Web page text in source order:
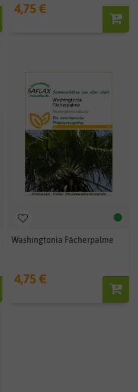
4,75 €
Washingtonia Fächerpalme
4,75 €